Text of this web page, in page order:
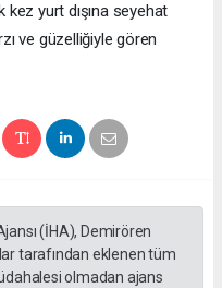
kez yurt dışına seyehat
ve güzelliğiyle gören
(İHA), Demirören
tarafından eklenen tüm
olmadan ajans